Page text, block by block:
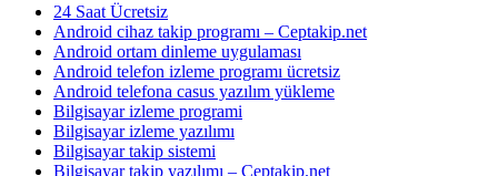
24 Saat Ücretsiz
Android cihaz takip programı – Ceptakip.net
Android ortam dinleme uygulaması
Android telefon izleme programı ücretsiz
Android telefona casus yazılım yükleme
Bilgisayar izleme programi
Bilgisayar izleme yazılımı
Bilgisayar takip sistemi
Bilgisayar takip yazılımı – Ceptakip.net